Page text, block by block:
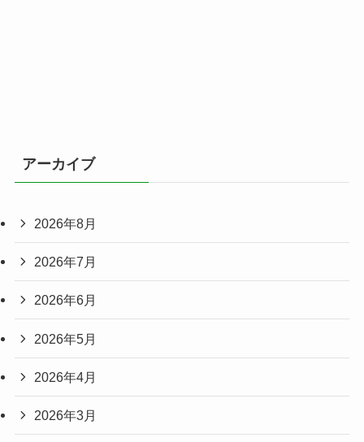
アーカイブ
2026年8月
2026年7月
2026年6月
2026年5月
2026年4月
2026年3月